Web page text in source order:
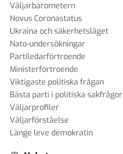
Väljarbarometern
Novus Coronastatus
Ukraina och säkerhetsläget
Nato-undersökningar
Partiledarförtroende
Ministerförtroende
Viktigaste politiska frågan
Bästa parti i politiska sakfrågor
Väljarprofiler
Väljarförståelse
Länge leve demokratin